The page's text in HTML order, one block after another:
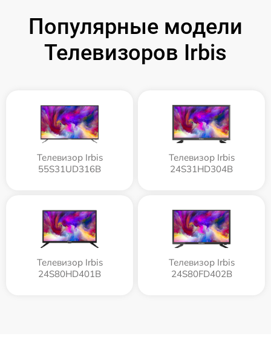
Популярные модели
Телевизоров Irbis
Телевизор Irbis
55S31UD316B
Телевизор Irbis
24S31HD304B
Телевизор Irbis
24S80HD401B
Телевизор Irbis
24S80FD402B